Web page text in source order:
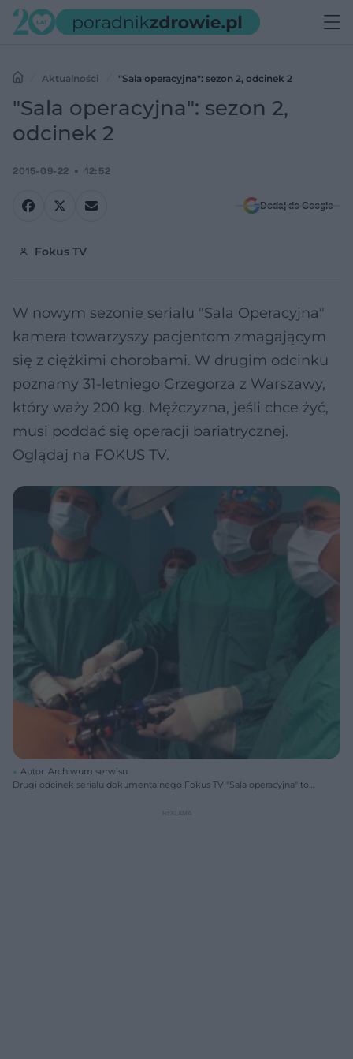
Aktualności "Sala operacyjna": sezon 2, odcinek 2
"Sala operacyjna": sezon 2,
odcinek 2
2015-09-22 12:52
Dodaj do Google
Fokus TV
W nowym sezonie serialu "Sala Operacyjna"
kamera towarzyszy pacjentom zmagającym
się z ciężkimi chorobami. W drugim odcinku
poznamy 31-letniego Grzegorza z Warszawy,
który waży 200 kg. Mężczyzna, jeśli chce żyć,
musi poddać się operacji bariatrycznej.
Oglądaj na FOKUS TV.
Autor: Archiwum serwisu
Drugi odcinek serialu dokumentalnego Fokus TV "Sala operacyjna" to
operacja bariatryczna polegająca na usunięciu 80 procent żołądka.